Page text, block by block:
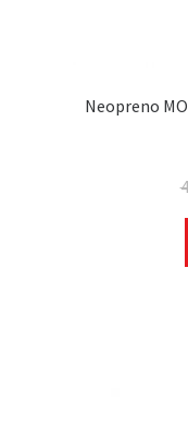
Neopreno